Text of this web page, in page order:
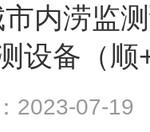
市内涝监
设备（顺
：2023-07-